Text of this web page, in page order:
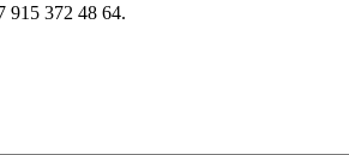
915 372 48 64.